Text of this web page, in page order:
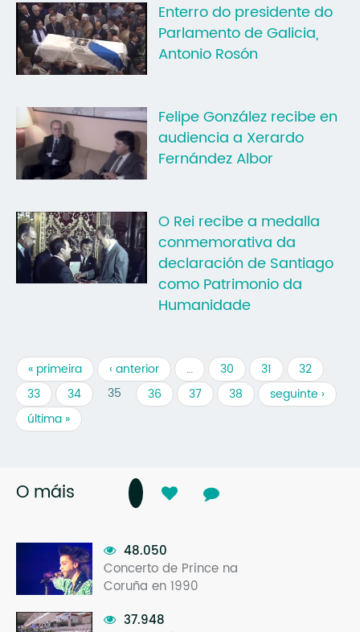
Enterro do presidente do
Parlamento de Galicia,
Antonio Rosón
Felipe González recibe en
audiencia a Xerardo
Fernández Albor
O Rei recibe a medalla
conmemorativa da
declaración de Santiago
como Patrimonio da
Humanidade
« primeira ‹ anterior … 30 31
32
33
34 35 36 37 38
seguinte ›
última »
O máis
48.050
Concerto de Prince na
Coruña en 1990
37.948